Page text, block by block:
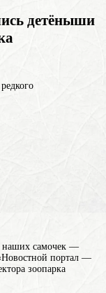
детёныши
наших самочек —
портал —
зоопарка